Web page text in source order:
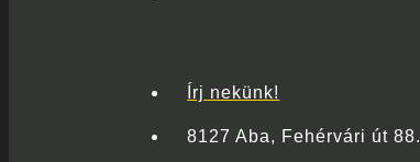
Írj nekünk!
8127 Aba, Fehérvári út 88.